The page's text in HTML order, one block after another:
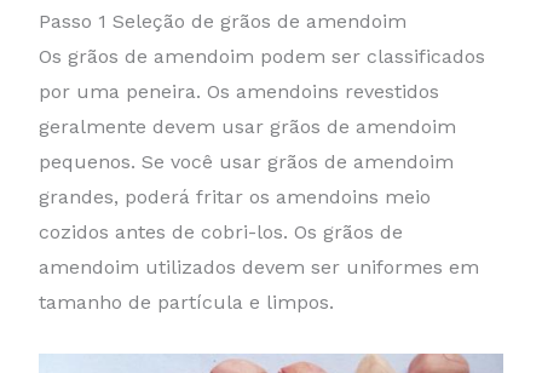
Passo 1 Seleção de grãos de amendoim
Os grãos de amendoim podem ser classificados
por uma peneira. Os amendoins revestidos
geralmente devem usar grãos de amendoim
pequenos. Se você usar grãos de amendoim
grandes, poderá fritar os amendoins meio
cozidos antes de cobri-los. Os grãos de
amendoim utilizados devem ser uniformes em
tamanho de partícula e limpos.